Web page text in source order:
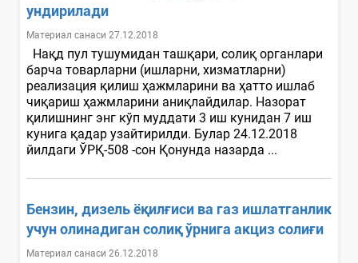
ундирилади
Материал санаси 27.12.2018
Нақд пул тушумидан ташқари, солиқ органлари
барча товарларни (ишларни, хизматларни)
реализация қилиш ҳажмларини ва ҳатто ишлаб
чиқариш ҳажмларини аниқлайдилар. Назорат
қилишнинг энг кўп муддати 3 иш кунидан 7 иш
кунига қадар узайтирилди. Булар 24.12.2018
йилдаги ЎРҚ-508 -сон Қонунда назарда ...
Бензин, дизель ёқилғиси ва газ ишлатганлик
учун олинадиган солиқ ўрнига акциз солиғи
Материал санаси 26.12.2018